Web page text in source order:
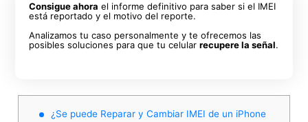
Consigue ahora el informe definitivo para saber si el IMEI
está reportado y el motivo del reporte.
Analizamos tu caso personalmente y te ofrecemos las
posibles soluciones para que tu celularrecupere la señal.
¿Se puede Reparar y Cambiar IMEI de un iPhone